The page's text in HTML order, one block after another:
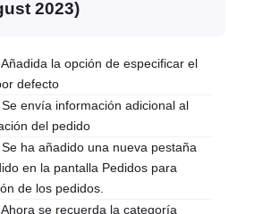
2023)
la opción de especificar el
defecto
envía información adicional al
del pedido
ha añadido una nueva pestaña
en la pantalla Pedidos para
de los pedidos.
se recuerda la categoría